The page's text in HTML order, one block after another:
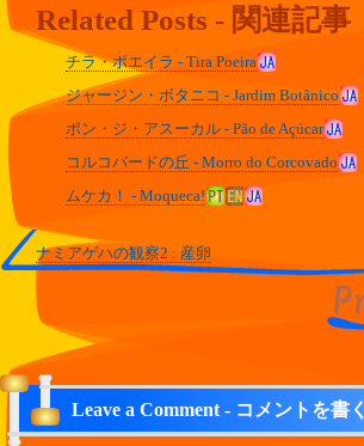
Related Posts - 関連記事
チラ・ポエイラ - Tira Poeira
ジャージン・ボタニコ - Jardim Botânico
ポン・ジ・アスーカル - Pão de Açúcar
コルコバードの丘 - Morro do Corcovado
ムケカ！ - Moqueca!
ナミアゲハの観察2 : 産卵
Leave a Comment - コメントを書く